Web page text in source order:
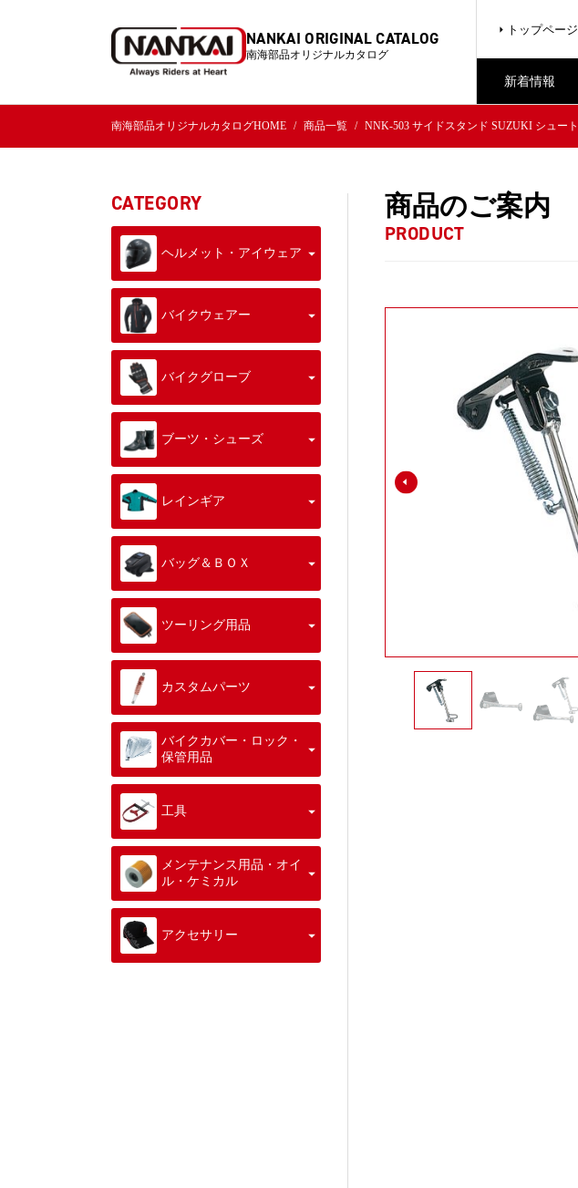
NANKAI ORIGINAL CATALOG
南海部品オリジナルカタログ
トップページ
新着情報
南海部品オリジナルカタログHOME 商品一覧 NNK-503 サイドスタンド SUZUKI シュート
商品のご案内
PRODUCT
CATEGORY
ヘルメット・アイウェア
バイクウェアー
バイクグローブ
ブーツ・シューズ
レインギア
バッグ＆ＢＯＸ
ツーリング用品
カスタムパーツ
バイクカバー・ロック・
保管用品
工具
メンテナンス用品・オイ
ル・ケミカル
アクセサリー